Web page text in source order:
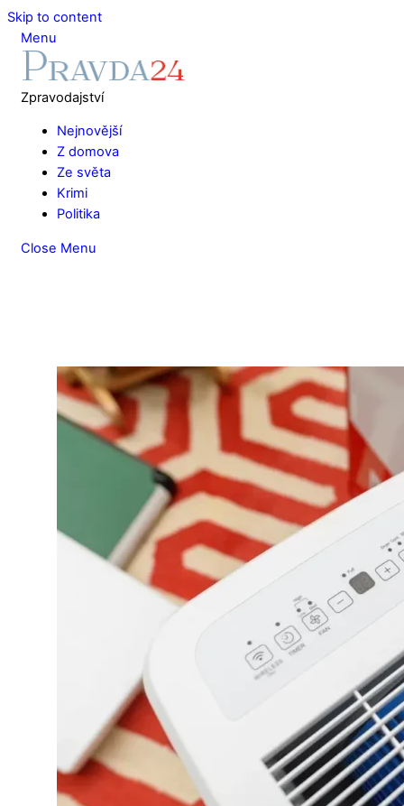
Skip to content
Menu
Zpravodajství
Nejnovější
Z domova
Ze světa
Krimi
Politika
Close Menu